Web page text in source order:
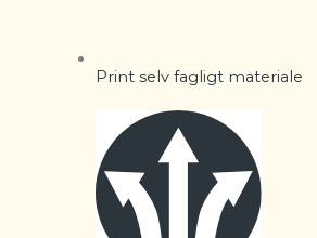
Print selv fagligt materiale